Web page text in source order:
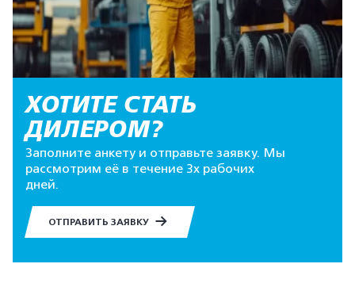
ХОТИТЕ СТАТЬ
ДИЛЕРОМ?
Заполните анкету и отправьте заявку. Мы
рассмотрим её в течение 3х рабочих
дней.
ОТПРАВИТЬ ЗАЯВКУ